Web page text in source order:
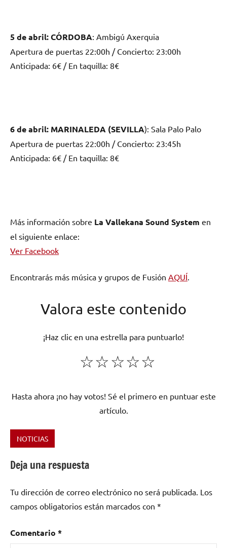
5 de abril: CÓRDOBA: Ambigú Axerquia
Apertura de puertas 22:00h / Concierto: 23:00h
Anticipada: 6€ / En taquilla: 8€
6 de abril: MARINALEDA (SEVILLA): Sala Palo Palo
Apertura de puertas 22:00h / Concierto: 23:45h
Anticipada: 6€ / En taquilla: 8€
Más información sobre La Vallekana Sound System en
el siguiente enlace:
Ver Facebook
Encontrarás más música y grupos de Fusión AQUÍ
Valora este contenido
¡Haz clic en una estrella para puntuarlo!
☆
☆
☆
☆
☆
Hasta ahora ¡no hay votos! Sé el primero en puntuar este
artículo.
España,
fusión,
Girando
Salas,
GPS,
NOTICIAS
Deja una respuesta
Tu dirección de correo electrónico no será publicada. Los
campos obligatorios están marcados con *
Comentario *